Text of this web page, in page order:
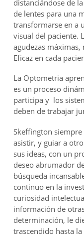
distanciándose de
de lentes para una
transformarse en a
visual del paciente.
agudezas
Eficaz en cada
La Optometria
es un proceso
participa y los
deben de trabajar
Skeffington
asistir, y guiar a
sus ideas, con un
deseo abrumador
búsqueda
continuo en la
curiosidad
información de
determinación, le
trascendido hasta